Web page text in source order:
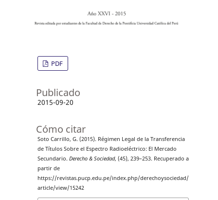
PDF
Publicado
2015-09-20
Cómo citar
Soto Carrillo, G. (2015). Régimen Legal de la Transferencia
de Títulos Sobre el Espectro Radioeléctrico: El Mercado
Secundario. Derecho & Sociedad, (45), 239–253. Recuperado a
partir de
https://revistas.pucp.edu.pe/index.php/derechoysociedad/
article/view/15242